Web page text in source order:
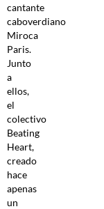
cantante
caboverdiano
Miroca
Paris.
Junto
a
ellos,
el
colectivo
Beating
Heart,
creado
hace
apenas
un